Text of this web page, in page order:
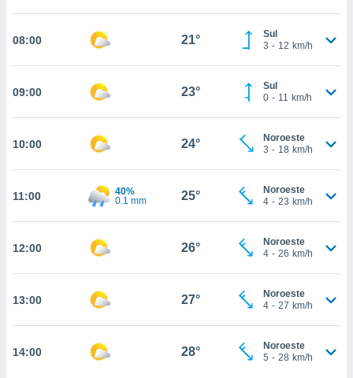
ou
permite-
a
todos os
no
um perfil
e
CONFIGURAÇÕES
08:00 21°
Sul
3 - 12 km/h
09:00 23°
Sul
0 - 11 km/h
10:00 24°
Noroeste
3 - 18 km/h
11:00
40%
0.1 mm
25°
Noroeste
4 - 23 km/h
12:00 26°
Noroeste
4 - 26 km/h
13:00 27°
Noroeste
4 - 27 km/h
14:00 28°
Noroeste
5 - 28 km/h